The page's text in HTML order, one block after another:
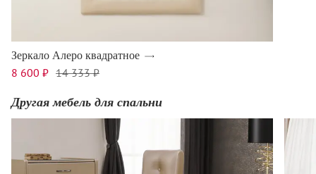
Зеркало Алеро квадратное
8 600 ₽ 14 333 ₽
Другая мебель для спальни